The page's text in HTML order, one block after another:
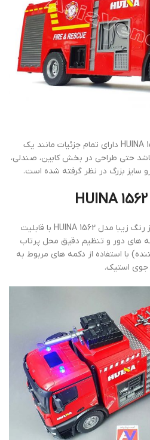
کامیون HUINA 1562 RC FIRE FIGHTING دارای تمام جزئیات مانند یک
حتی طراحی در بخش کابین، صندلی،
سایز بزرگ در نظر گرفته شده است.
ماشین آتش نشانی کامیون قرمز رنگ زیبا مدل HUINA 1562 با قابلیت
های دور و تنظیم دقیق محل پرتاب
با استفاده از دکمه های مربوط به
جوی استیک.